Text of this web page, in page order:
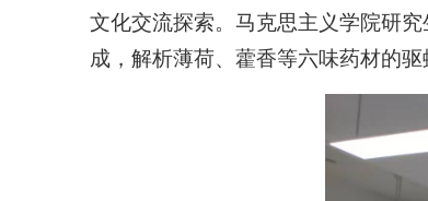
文化交流探索。马克思主义学院研
成，解析薄荷、藿香等六味药材的